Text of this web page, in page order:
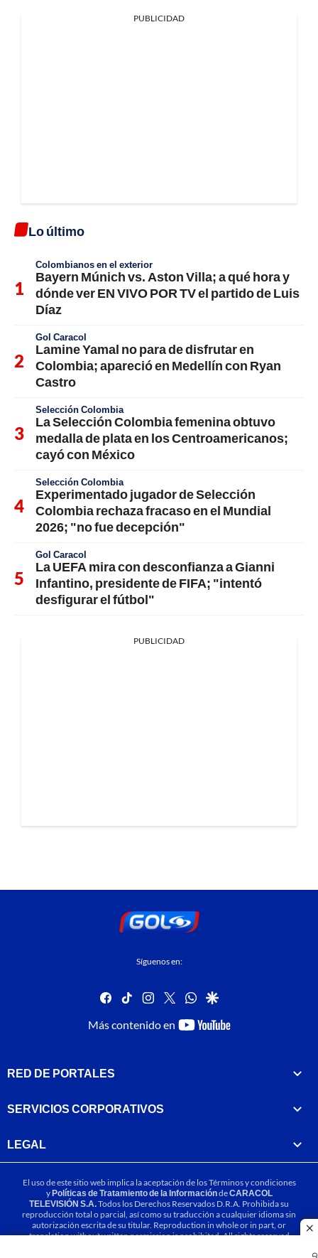
PUBLICIDAD
Lo último
Colombianos en el exterior
Bayern Múnich vs. Aston Villa; a qué hora y
dónde ver EN VIVO POR TV el partido de Luis
Díaz
Gol Caracol
Lamine Yamal no para de disfrutar en
Colombia; apareció en Medellín con Ryan
Castro
Selección Colombia
La Selección Colombia femenina obtuvo
medalla de plata en los Centroamericanos;
cayó con México
Selección Colombia
Experimentado jugador de Selección
Colombia rechaza fracaso en el Mundial
2026; "no fue decepción"
Gol Caracol
La UEFA mira con desconfianza a Gianni
Infantino, presidente de FIFA; "intentó
desfigurar el fútbol"
PUBLICIDAD
Síguenos en:
facebook
tiktok instagram
twitterwhatsapp
google
Más contenido en
youtube-
RED DE PORTALES
SERVICIOS CORPORATIVOS
LEGAL
El uso de este sitio web implica la aceptación de losTérminos y condiciones
yPolíticas de Tratamiento de la InformacióndeCARACOL
TELEVISIÓN S.A.Todos los Derechos Reservados D.R.A. Prohibida su
reproducción total o parcial, así como su traducción a cualquier idioma sin
autorización escrita de su titular. Reproduction in whole or in part, or
translation without written permission is prohibited. All rights reserved